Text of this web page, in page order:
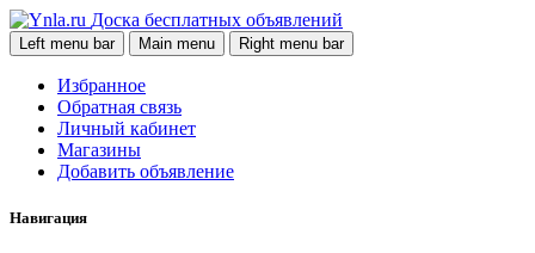
Доска бесплатных объявлений
Left menu bar Main menu Right menu bar
Избранное
Обратная связь
Личный кабинет
Магазины
Добавить объявление
Навигация